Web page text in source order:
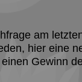
am
hier eine
Gewinn